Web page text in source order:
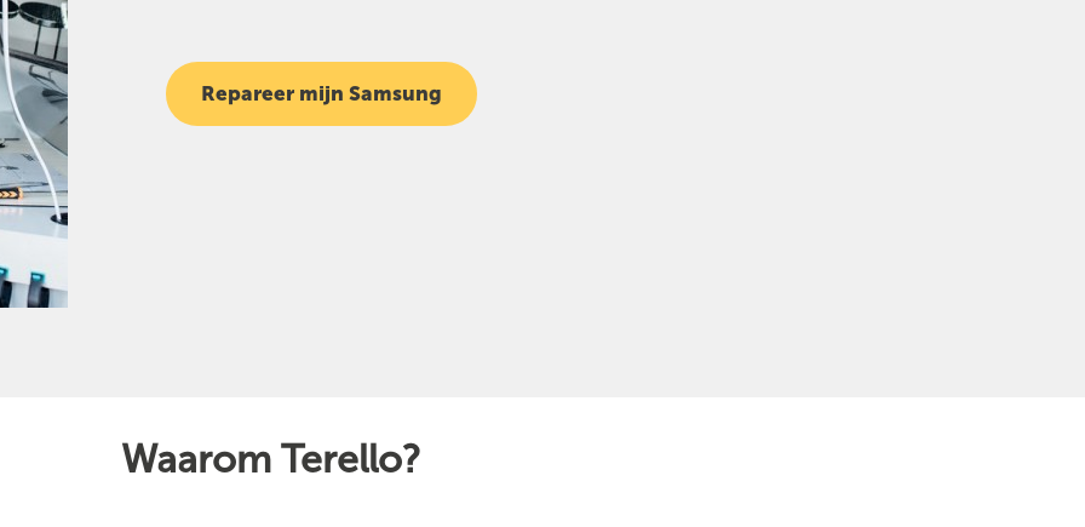
Repareer mijn Samsung
Waarom Terello?